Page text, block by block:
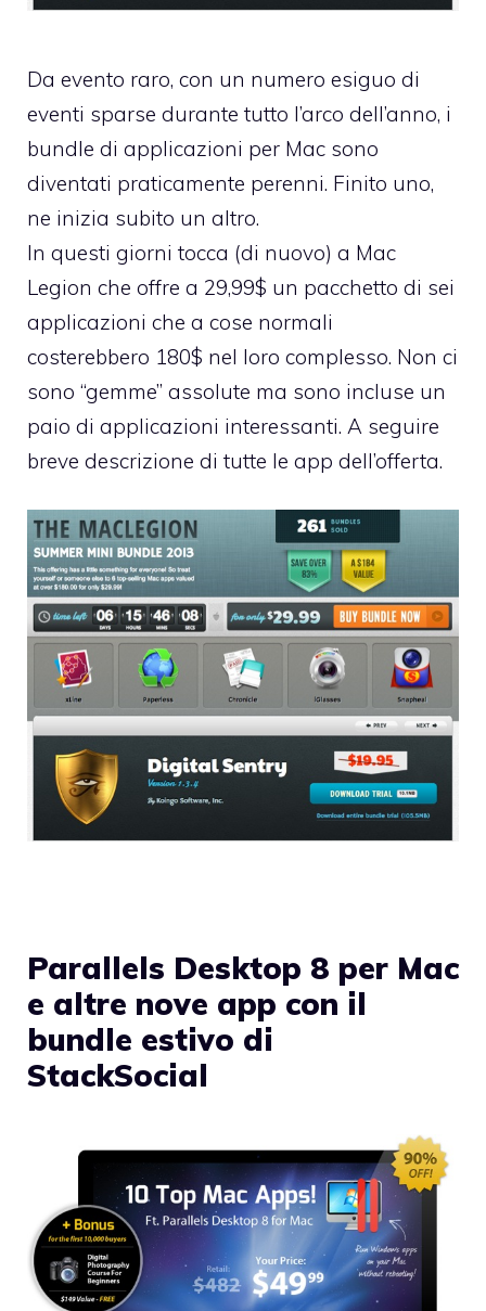
Da evento raro, con un numero esiguo di
eventi sparse durante tutto l’arco dell’anno, i
bundle di applicazioni per Mac sono
diventati praticamente perenni. Finito uno,
ne inizia subito un altro.
In questi giorni tocca (di nuovo) a Mac
Legion che offre a 29,99$ un pacchetto di sei
applicazioni che a cose normali
costerebbero 180$ nel loro complesso. Non ci
sono “gemme” assolute ma sono incluse un
paio di applicazioni interessanti. A seguire
breve descrizione di tutte le app dell’offerta.
Parallels Desktop 8 per Mac
e altre nove app con il
bundle estivo di
StackSocial